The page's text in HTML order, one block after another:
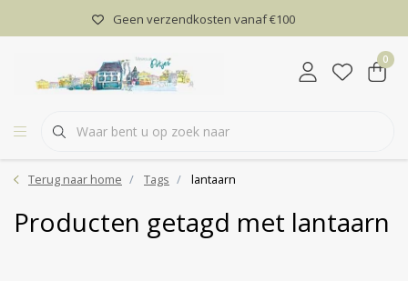
Geen verzendkosten vanaf €100
0
Terug naar home Tags lantaarn
Producten getagd met lantaarn